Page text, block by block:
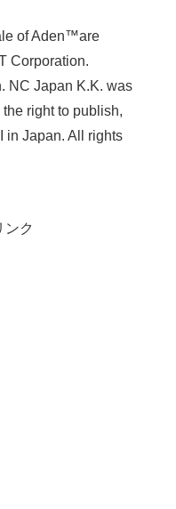
of Aden™are
Corporation.
NC Japan K.K. was
right to publish,
in Japan. All rights
ンク